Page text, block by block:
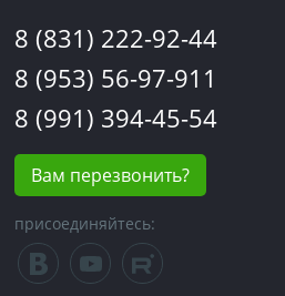
8 (831) 222-92-44
8 (953) 56-97-911
8 (991) 394-45-54
Вам перезвонить?
присоединяйтесь: